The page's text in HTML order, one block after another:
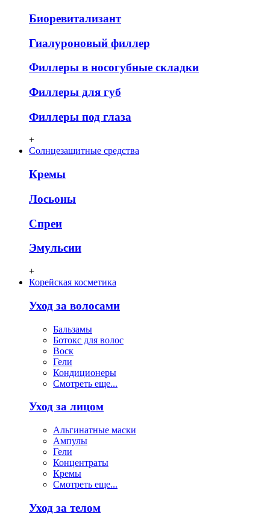
Биоревитализант
Гиалуроновый филлер
Филлеры в носогубные складки
Филлеры для губ
Филлеры под глаза
+
Солнцезащитные средства
Кремы
Лосьоны
Спреи
Эмульсии
+
Корейская косметика
Уход за волосами
Бальзамы
Ботокс для волос
Воск
Гели
Кондиционеры
Смотреть еще...
Уход за лицом
Альгинатные маски
Ампулы
Гели
Концентраты
Кремы
Смотреть еще...
Уход за телом